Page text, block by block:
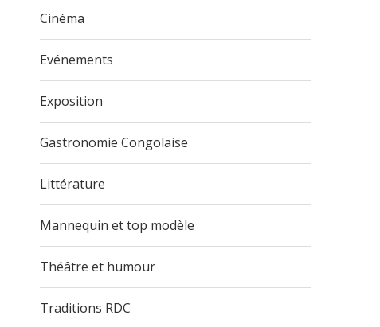
Cinéma
Evénements
Exposition
Gastronomie Congolaise
Littérature
Mannequin et top modèle
Théâtre et humour
Traditions RDC